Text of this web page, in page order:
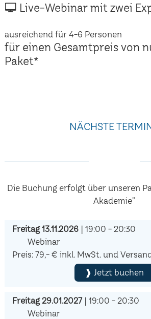
🖵 Live-Webinar mit zwei
ausreichend für 4-6 Personen
für einen Gesamtpreis von
Paket*
NÄCHSTE
Die Buchung erfolgt über unseren
Akademie"
Freitag 13.11.2026| 19:00 - 20:30
Webinar
Preis: 79,- € inkl. MwSt. und
❱ Jetzt buchen
Freitag 29.01.2027| 19:00 - 20:30
Webinar